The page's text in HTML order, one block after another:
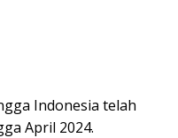
Indonesia telah
April 2024.